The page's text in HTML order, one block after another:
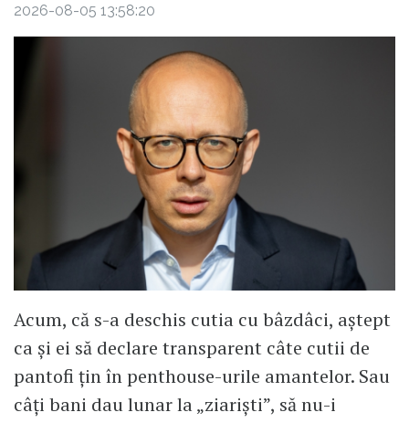
2026-08-05 13:58:20
Acum, că s-a deschis cutia cu bâzdâci, aștept
ca și ei să declare transparent câte cutii de
pantofi țin în penthouse-urile amantelor. Sau
câți bani dau lunar la „ziariști”, să nu-i